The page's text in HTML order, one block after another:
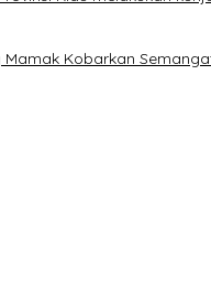
Kobarkan